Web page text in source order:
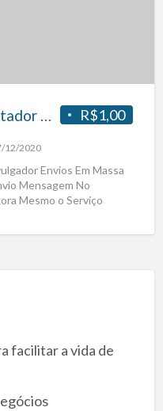
R$1,00
Programa Software Postador Divulgador Envios Em Massa Whatsapp 2021 2022
12/2020
Envios Em Massa
Mensagem No
Mesmo o Serviço
facilitar a vida de